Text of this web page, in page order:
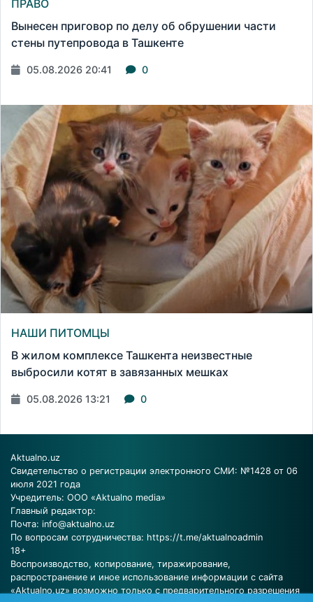
ПРАВО
Вынесен приговор по делу об обрушении части
стены путепровода в Ташкенте
05.08.2026 20:41 0
НАШИ ПИТОМЦЫ
В жилом комплексе Ташкента неизвестные
выбросили котят в завязанных мешках
05.08.2026 13:21 0
Aktualno.uz
Свидетельство о регистрации электронного СМИ: №1428 от 06
июля 2021 года
Учредитель: ООО «Aktualno media»
Главный редактор:
Почта: info@aktualno.uz
По вопросам сотрудничества: https://t.me/aktualnoadmin
18+
Воспроизводство, копирование, тиражирование,
распространение и иное использование информации с сайта
«Aktualno.uz» возможно только с предварительного разрешения